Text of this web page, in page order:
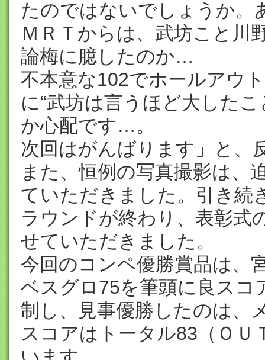
たのではないでしょうか。
ＭＲＴからは、武坊こと川
論梅に臆したのか…
不本意な102でホールアウ
に“武坊は言うほど大した
か心配です…。
次回はがんばります」と、
また、恒例の写真撮影は、
ていただきました。引き続
ラウンドが終わり、表彰式
せていただきました。
今回のコンペ優勝賞品は、
ベスグロ75を筆頭に良ス
制し、見事優勝したのは、
スコアはトータル83（ＯＵ